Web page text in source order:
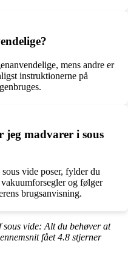
mens andre er
instruktionerne på
madvarer i sous
vide poser, fylder du
og følger
brugsanvisning.
vide: Alt du behøver at
fået4.8 stjerner